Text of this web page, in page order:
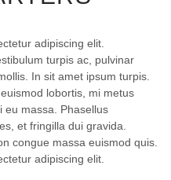
adipiscing elit.
turpis ac, pulvinar
In sit amet ipsum turpis.
lobortis, mi metus
eu massa. Phasellus
et fringilla dui gravida.
congue massa euismod quis.
adipiscing elit.